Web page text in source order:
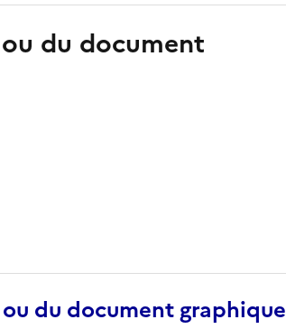
du document
du document graphique